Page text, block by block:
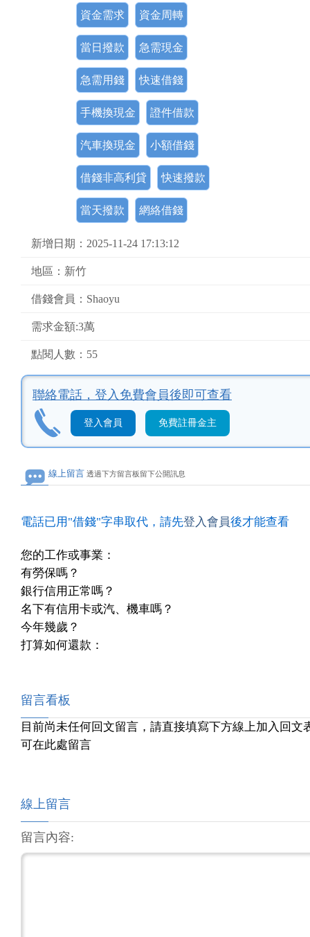
資金需求 資金周轉
當日撥款 急需現金
急需用錢 快速借錢
手機換現金 證件借款
汽車換現金 小額借錢
借錢非高利貸 快速撥款
當天撥款 網絡借錢
新增日期：2025-11-24 17:13:12
地區：新竹
借錢會員：Shaoyu
需求金額:3萬
點閱人數：55
聯絡電話， 登入免費會員後即可查看
登入會員 免費註冊金主
線上留言 透過下方留言板留下公開訊息
電話已用"借錢"字串取代，請先登入會員後才能查看
您的工作或事業：
有勞保嗎？
銀行信用正常嗎？
名下有信用卡或汽、機車嗎？
今年幾歲？
打算如何還款：
留言看板
目前尚未任何回文留言，請直接填寫下方線上加入回文
可在此處留言
線上留言
留言內容: